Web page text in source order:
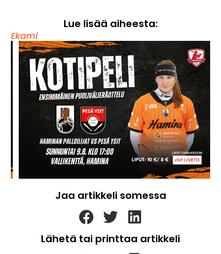
Lue lisää aiheesta:
Ekami
Jaa artikkeli somessa
Lähetä tai printtaa artikkeli